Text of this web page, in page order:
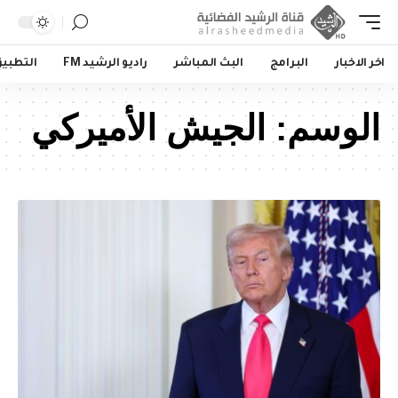
اخر الاخبار البرامج البث المباشر راديو الرشيد FM
الوسم: الجيش الأميركي